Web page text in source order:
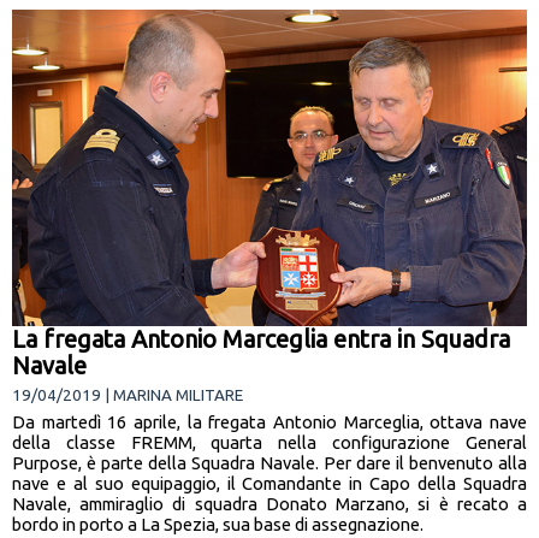
La fregata Antonio Marceglia entra in Squadra
Navale
19/04/2019 | MARINA MILITARE
Da martedì 16 aprile, la fregata Antonio Marceglia, ottava nave
della classe FREMM, quarta nella configurazione General
Purpose, è parte della Squadra Navale. Per dare il benvenuto alla
nave e al suo equipaggio, il Comandante in Capo della Squadra
Navale, ammiraglio di squadra Donato Marzano, si è recato a
bordo in porto a La Spezia, sua base di assegnazione.